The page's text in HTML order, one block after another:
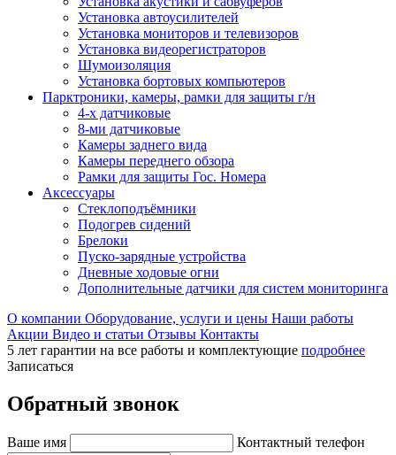
Установка автоусилителей
Установка мониторов и телевизоров
Установка видеорегистраторов
Шумоизоляция
Установка бортовых компьютеров
Парктроники, камеры, рамки для защиты г/н
4-х датчиковые
8-ми датчиковые
Камеры заднего вида
Камеры переднего обзора
Рамки для защиты Гос. Номера
Аксессуары
Стеклоподъёмники
Подогрев сидений
Брелоки
Пуско-зарядные устройства
Дневные ходовые огни
Дополнительные датчики для систем мониторинга
О компании Оборудование, услуги и цены Наши работы
Акции Видео и статьи Отзывы Контакты
5 лет гарантии на все работы и комплектующие подробнее
Записаться
Обратный звонок
Ваше имя Контактный телефон